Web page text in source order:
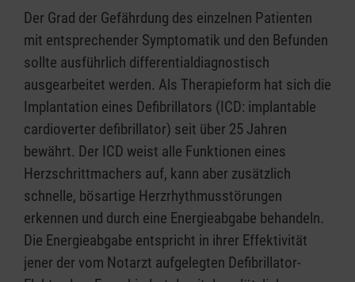
Der Grad der Gefährdung des einzelnen Patienten
mit entsprechender Symptomatik und den Befunden
sollte ausführlich differentialdiagnostisch
ausgearbeitet werden. Als Therapieform hat sich die
Implantation eines Defibrillators (ICD: implantable
cardioverter defibrillator) seit über 25 Jahren
bewährt. Der ICD weist alle Funktionen eines
Herzschrittmachers auf, kann aber zusätzlich
schnelle, bösartige Herzrhythmusstörungen
erkennen und durch eine Energieabgabe behandeln.
Die Energieabgabe entspricht in ihrer Effektivität
jener der vom Notarzt aufgelegten Defibrillator-